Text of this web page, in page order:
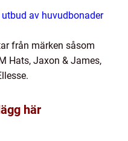
av huvudbonader
från märken såsom
Hats, Jaxon & James,
här